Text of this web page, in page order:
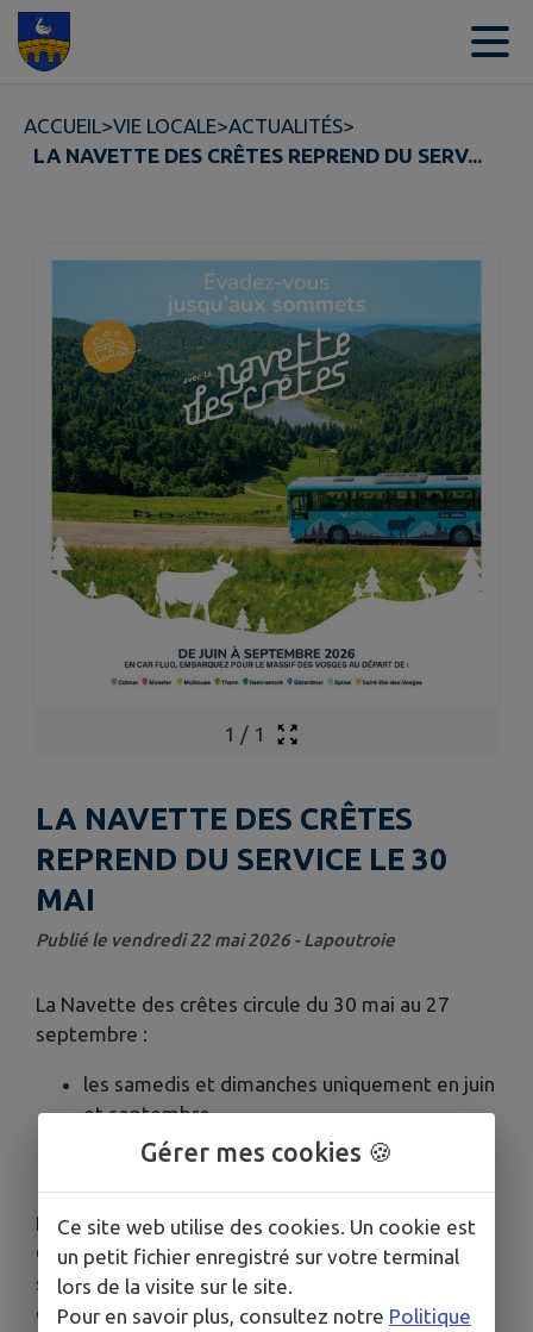
Contenu
ACCUEIL>VIE LOCALE>ACTUALITÉS>
LA NAVETTE DES CRÊTES REPREND DU SERV...
1 / 1
LA NAVETTE DES CRÊTES
REPREND DU SERVICE LE 30
MAI
Publié le vendredi 22 mai 2026 - Lapoutroie
La Navette des crêtes circule du 30 mai au 27
septembre :
les samedis et dimanches uniquement en juin
et septembre
La ligne n°68R013 Colmar - Lac Blanc 1200 (Col du
Calvaire) permet de rejoindre la navette
sommitale qui circule sur la Route des Crêtes,
entre le Col du Calvaire et le Markstein.
Gérer mes cookies 🍪
Ce site web utilise des cookies. Un cookie est
un petit fichier enregistré sur votre terminal
lors de la visite sur le site.
Pour en savoir plus, consultez notre Politique